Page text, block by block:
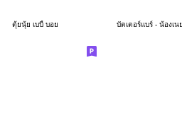
ตุ้ยนุ้ย เบบี้ บอย